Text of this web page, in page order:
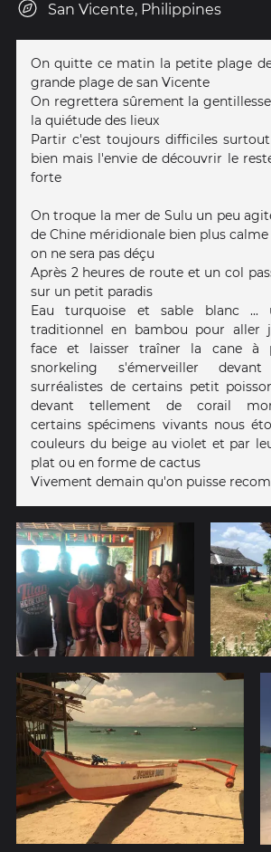
San Vicente, Philippines
On quitte ce matin la petite plage
grande plage de san Vicente
On regrettera sûrement la
la quiétude des lieux
Partir c'est toujours difficiles
bien mais l'envie de découvrir le
forte
On troque la mer de Sulu un peu
de Chine méridionale bien plus calme
on ne sera pas déçu
Après 2 heures de route et un col
sur un petit paradis
Eau turquoise et sable blanc ...
traditionnel en bambou pour aller
face et laisser traîner la cane à
snorkeling s'émerveiller
surréalistes de certains petit
devant tellement de corail
certains spécimens vivants nous
couleurs du beige au violet et par
plat ou en forme de cactus
Vivement demain qu'on puisse